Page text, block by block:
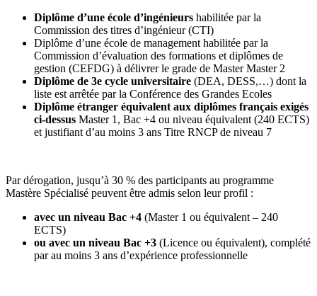
Diplôme d’une école d’ingénieurs habilitée par la
Commission des titres d’ingénieur (CTI)
Diplôme d’une école de management habilitée par la
Commission d’évaluation des formations et diplômes de
gestion (CEFDG) à délivrer le grade de Master Master 2
Diplôme de 3e cycle universitaire (DEA, DESS,…) dont la
liste est arrêtée par la Conférence des Grandes Ecoles
Diplôme étranger équivalent aux diplômes français exigés
ci-dessus Master 1, Bac +4 ou niveau équivalent (240 ECTS)
et justifiant d’au moins 3 ans Titre RNCP de niveau 7
Par dérogation, jusqu’à 30 % des participants au programme
Mastère Spécialisé peuvent être admis selon leur profil :
avec un niveau Bac +4 (Master 1 ou équivalent – 240
ECTS)
ou avec un niveau Bac +3 (Licence ou équivalent), complété
par au moins 3 ans d’expérience professionnelle